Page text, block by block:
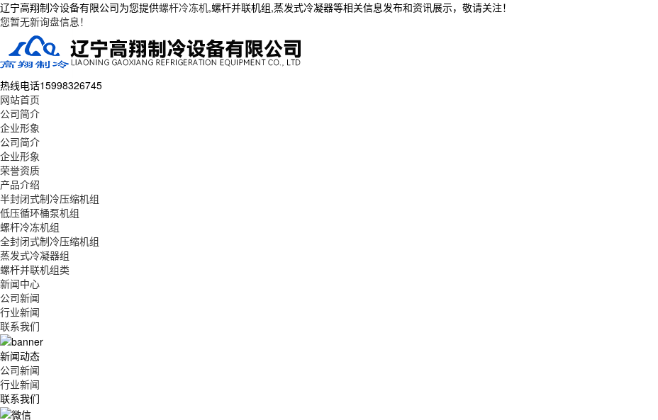
辽宁高翔制冷设备有限公司为您提供螺杆冷冻机,螺杆并联机组,蒸发式冷凝器等相关信息发布和资讯展示，敬请关注！
您暂无新询盘信息！
热线电话15998326745
网站首页
公司简介
企业形象
公司简介
企业形象
荣誉资质
产品介绍
半封闭式制冷压缩机组
低压循环桶泵机组
螺杆冷冻机组
全封闭式制冷压缩机组
蒸发式冷凝器组
螺杆并联机组类
新闻中心
公司新闻
行业新闻
联系我们
新闻动态
公司新闻
行业新闻
联系我们